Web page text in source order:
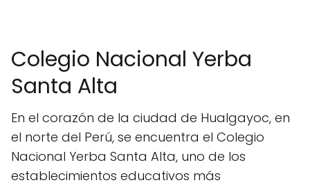
Colegio Nacional Yerba
Santa Alta
En el corazón de la ciudad de Hualgayoc, en
el norte del Perú, se encuentra el Colegio
Nacional Yerba Santa Alta, uno de los
establecimientos educativos más